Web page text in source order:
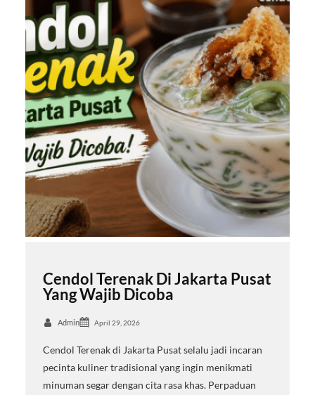
Cendol Terenak Di Jakarta Pusat
Yang Wajib Dicoba
Admin April 29, 2026
Cendol Terenak di Jakarta Pusat selalu jadi incaran
pecinta kuliner tradisional yang ingin menikmati
minuman segar dengan cita rasa khas. Perpaduan